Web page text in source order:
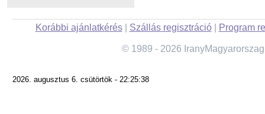
Korábbi ajánlatkérés| Szállás regisztráció| Program
© 1989 - 2026
2026. augusztus 6. csütörtök - 22:25:38